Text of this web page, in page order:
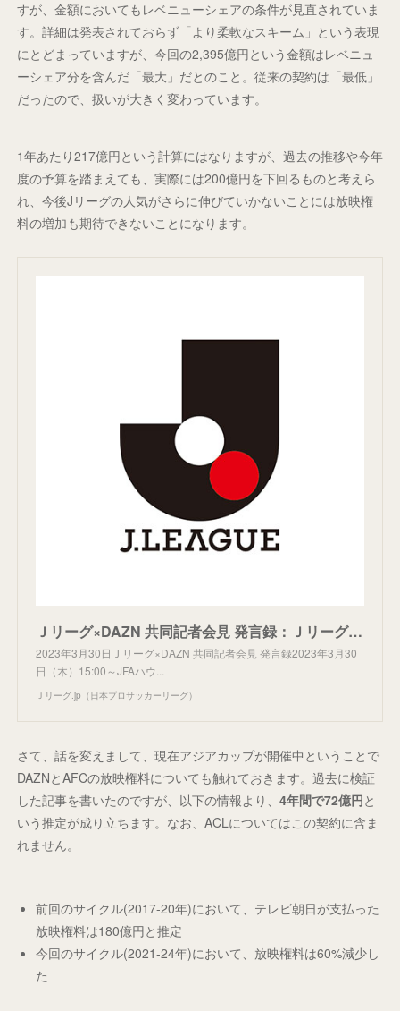
すが、金額においてもレベニューシェアの条件が見直されていま
す。詳細は発表されておらず「より柔軟なスキーム」という表現
にとどまっていますが、今回の2,395億円という金額はレベニュ
ーシェア分を含んだ「最大」だとのこと。従来の契約は「最低」
だったので、扱いが大きく変わっています。
1年あたり217億円という計算にはなりますが、過去の推移や今年
度の予算を踏まえても、実際には200億円を下回るものと考えら
れ、今後Jリーグの人気がさらに伸びていかないことには放映権
料の増加も期待できないことになります。
Ｊリーグ×DAZN 共同記者会見 発言録：Ｊリーグ公式サイト（J.LEAGUE.jp）
2023年3月30日Ｊリーグ×DAZN 共同記者会見 発言録2023年3月30
日（木）15:00～JFAハウ...
Ｊリーグ.jp（日本プロサッカーリーグ）
さて、話を変えまして、現在アジアカップが開催中ということで
DAZNとAFCの放映権料についても触れておきます。過去に検証
した記事を書いたのですが、以下の情報より、 4年間で72億円と
いう推定が成り立ちます。なお、ACLについてはこの契約に含ま
れません。
前回のサイクル(2017-20年)において、テレビ朝日が支払った
放映権料は180億円と推定
今回のサイクル(2021-24年)において、放映権料は60%減少し
た